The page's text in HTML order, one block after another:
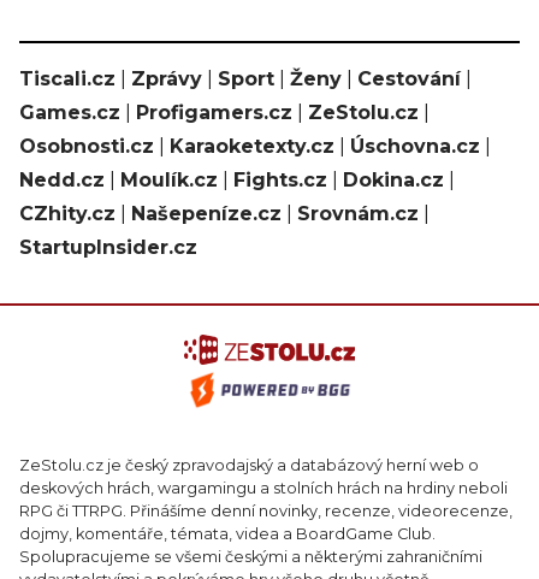
Tiscali.cz Zprávy Sport Ženy Cestování|
Games.cz
Profigamers.cz ZeStolu.cz
Osobnosti.cz
Karaoketexty.cz Úschovna.cz
Nedd.cz
Moulík.cz Fights.cz Dokina.cz
CZhity.cz
Našepeníze.cz Srovnám.cz
StartupInsider.cz
ZeStolu.cz je český zpravodajský a databázový herní web o
deskových hrách, wargamingu a stolních hrách na hrdiny neboli
RPG či TTRPG. Přinášíme denní novinky, recenze, videorecenze,
dojmy, komentáře, témata, videa a BoardGame Club.
Spolupracujeme se všemi českými a některými zahraničními